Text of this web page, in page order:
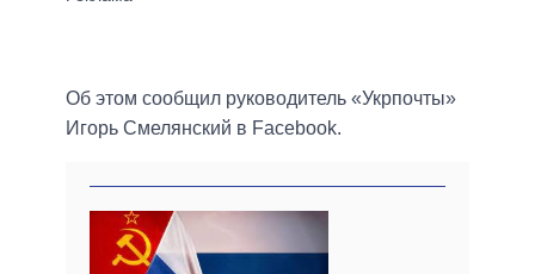
Об этом сообщил руководитель «Укрпочты»
Игорь Смелянский в Facebook.